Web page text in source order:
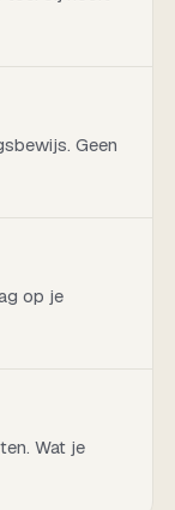
Geen
op je
Wat je